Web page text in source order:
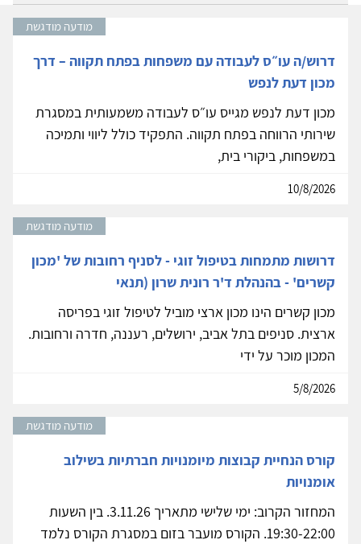
מודעה מודגשת
דרוש/ה עו״ס לעבודה עם משפחות בפתח תקווה – דרך
מכון דעת לנפש
מכון דעת לנפש מגייס עו״ס לעבודה משמעותית במסגרת
שירותי הרווחה בפתח תקווה. התפקיד כולל ליווי ותמיכה
במשפחות, ביקורי בית,
10/8/2026
מודעה מודגשת
דרושות מתמחות בטיפול זוגי - לסניף רחובות של 'מכון
קשרים' - בהנהלת ד'ר רונית שרון (תנאי
מכון קשרים הינו מכון ארצי מוביל לטיפול זוגי בפריסה
ארצית. סניפים בתל אביב, ירושלים, רעננה, חדרה ורחובות.
המכון מוכר על ידי
5/8/2026
מודעה מודגשת
קורס הנחיית קבוצות מיומנויות חברתיות בשילוב
אומנויות
המחזור הקרוב: ימי שלישי מתאריך 3.11.26. בין השעות
19:30-22:00. הקורס מועבר בזום במסגרת הקורס נלמד